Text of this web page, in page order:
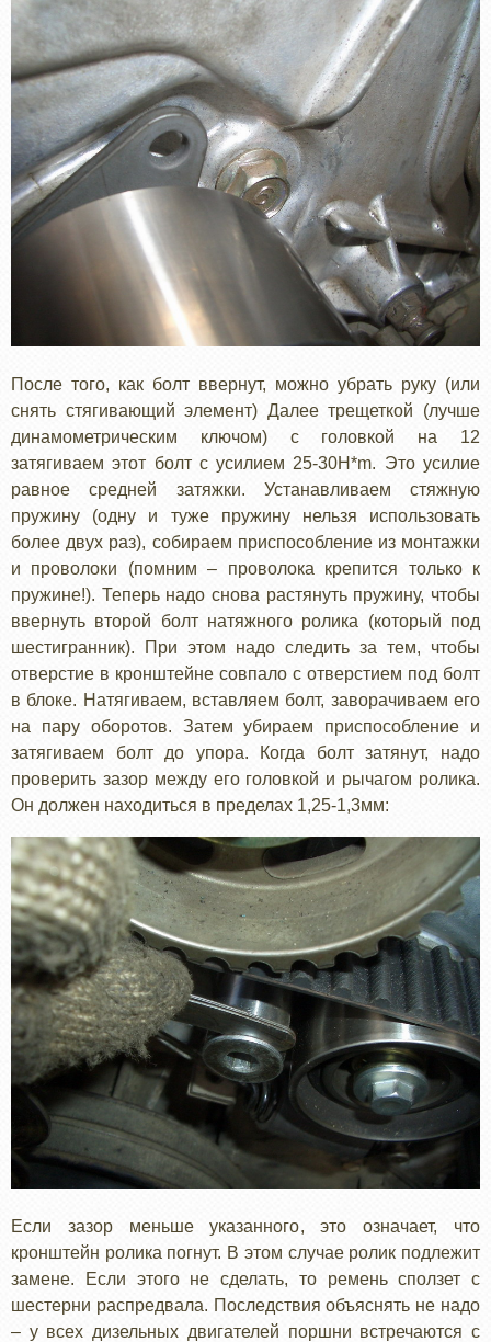
После того, как болт ввернут, можно убрать руку (или
снять стягивающий элемент) Далее трещеткой (лучше
динамометрическим ключом) с головкой на 12
затягиваем этот болт с усилием 25-30H*m. Это усилие
равное средней затяжки. Устанавливаем стяжную
пружину (одну и туже пружину нельзя использовать
более двух раз), собираем приспособление из монтажки
и проволоки (помним – проволока крепится только к
пружине!). Теперь надо снова растянуть пружину, чтобы
ввернуть второй болт натяжного ролика (который под
шестигранник). При этом надо следить за тем, чтобы
отверстие в кронштейне совпало с отверстием под болт
в блоке. Натягиваем, вставляем болт, заворачиваем его
на пару оборотов. Затем убираем приспособление и
затягиваем болт до упора. Когда болт затянут, надо
проверить зазор между его головкой и рычагом ролика.
Он должен находиться в пределах 1,25-1,3мм:
Если зазор меньше указанного, это означает, что
кронштейн ролика погнут. В этом случае ролик подлежит
замене. Если этого не сделать, то ремень сползет с
шестерни распредвала. Последствия объяснять не надо
– у всех дизельных двигателей поршни встречаются с